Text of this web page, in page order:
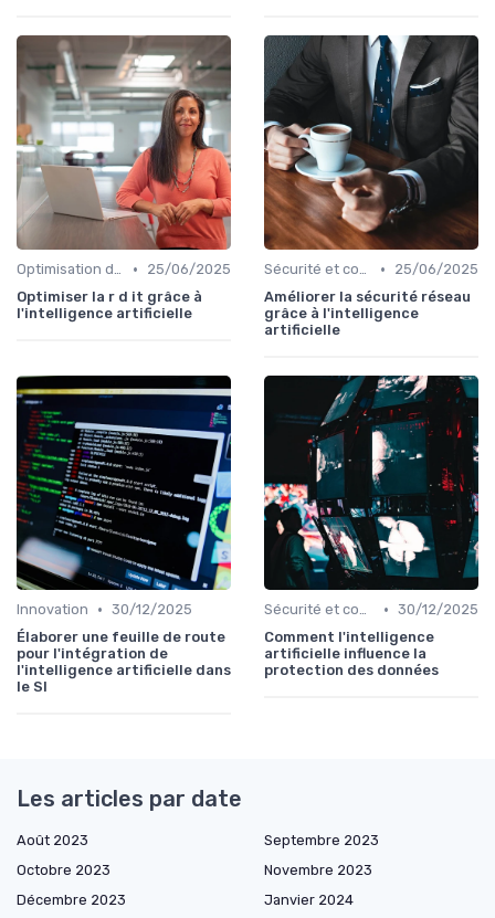
Optimisation des infrastructures IT •
25/06/2025
Optimiser la r d it grâce à
l'intelligence artificielle
Sécurité et conformité •
25/06/2025
Améliorer la sécurité réseau
grâce à l'intelligence
artificielle
Innovation • 30/12/2025
Élaborer une feuille de route
pour l'intégration de
l'intelligence artificielle dans
le SI
Sécurité et conformité • 30/12/2025
Comment l'intelligence
artificielle influence la
protection des données
Les articles par date
Août 2023
Septembre 2023
Octobre 2023
Novembre 2023
Décembre 2023
Janvier 2024